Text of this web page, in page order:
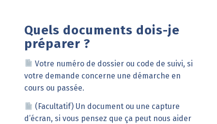
Quels documents dois-je
préparer ?
Votre numéro de dossier ou code de suivi, si
votre demande concerne une démarche en
cours ou passée.
(Facultatif) Un document ou une capture
d’écran, si vous pensez que ça peut nous aider